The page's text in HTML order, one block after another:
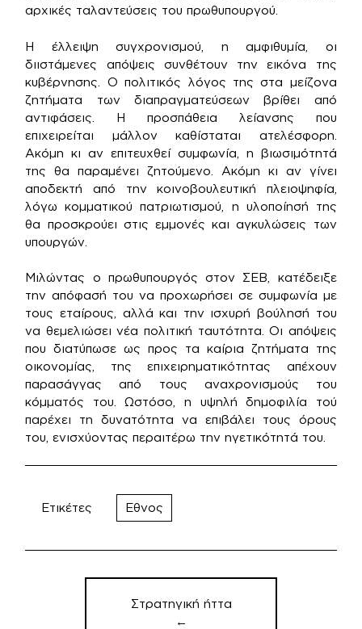
αρχικές ταλαντεύσεις του πρωθυπουργού.
Η έλλειψη συγχρονισμού, η αμφιθυμία, οι
διιστάμενες απόψεις συνθέτουν την εικόνα της
κυβέρνησης. Ο πολιτικός λόγος της στα μείζονα
ζητήματα των διαπραγματεύσεων βρίθει από
αντιφάσεις. Η προσπάθεια λείανσης που
επιχειρείται μάλλον καθίσταται ατελέσφορη.
Ακόμη κι αν επιτευχθεί συμφωνία, η βιωσιμότητά
της θα παραμένει ζητούμενο. Ακόμη κι αν γίνει
αποδεκτή από την κοινοβουλευτική πλειοψηφία,
λόγω κομματικού πατριωτισμού, η υλοποίησή της
θα προσκρούει στις εμμονές και αγκυλώσεις των
υπουργών.
Μιλώντας ο πρωθυπουργός στον ΣΕΒ, κατέδειξε
την απόφασή του να προχωρήσει σε συμφωνία με
τους εταίρους, αλλά και την ισχυρή βούλησή του
να θεμελιώσει νέα πολιτική ταυτότητα. Οι απόψεις
που διατύπωσε ως προς τα καίρια ζητήματα της
οικονομίας, της επιχειρηματικότητας απέχουν
παρασάγγας από τους αναχρονισμούς του
κόμματός του. Ωστόσο, η υψηλή δημοφιλία τού
παρέχει τη δυνατότητα να επιβάλει τους όρους
του, ενισχύοντας περαιτέρω την ηγετικότητά του.
Ετικέτες Εθνος
Πλοήγηση
άρθρωνΣτρατηγική ήττα
←